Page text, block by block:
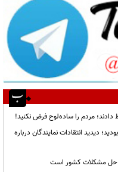
مردم را ساده‌لوح فرض نکنید!
دیدید انتقادات نمایندگان درباره
حل مشکلات کشور است